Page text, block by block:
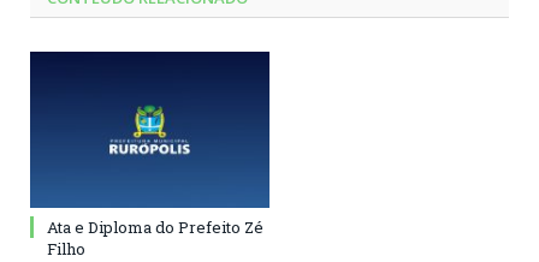
Ata e Diploma do Prefeito Zé
Filho